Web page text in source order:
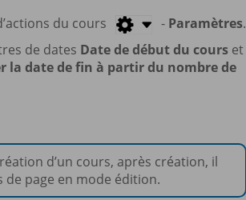
du cours
- Paramètres.
de dates Date de début du cours et
la date de fin à partir du nombre de
d’un cours, après création, il
de page en mode édition.